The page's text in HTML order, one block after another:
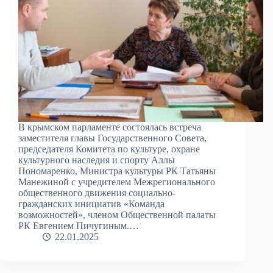
В крымском парламенте состоялась встреча
заместителя главы Государственного Совета,
председателя Комитета по культуре, охране
культурного наследия и спорту Аллы
Пономаренко, Министра культуры РК Татьяны
Манежиной с учредителем Межрегионального
общественного движения социально-
гражданских инициатив «Команда
возможностей», членом Общественной палаты
РК Евгением Пичугиным.…
22.01.2025